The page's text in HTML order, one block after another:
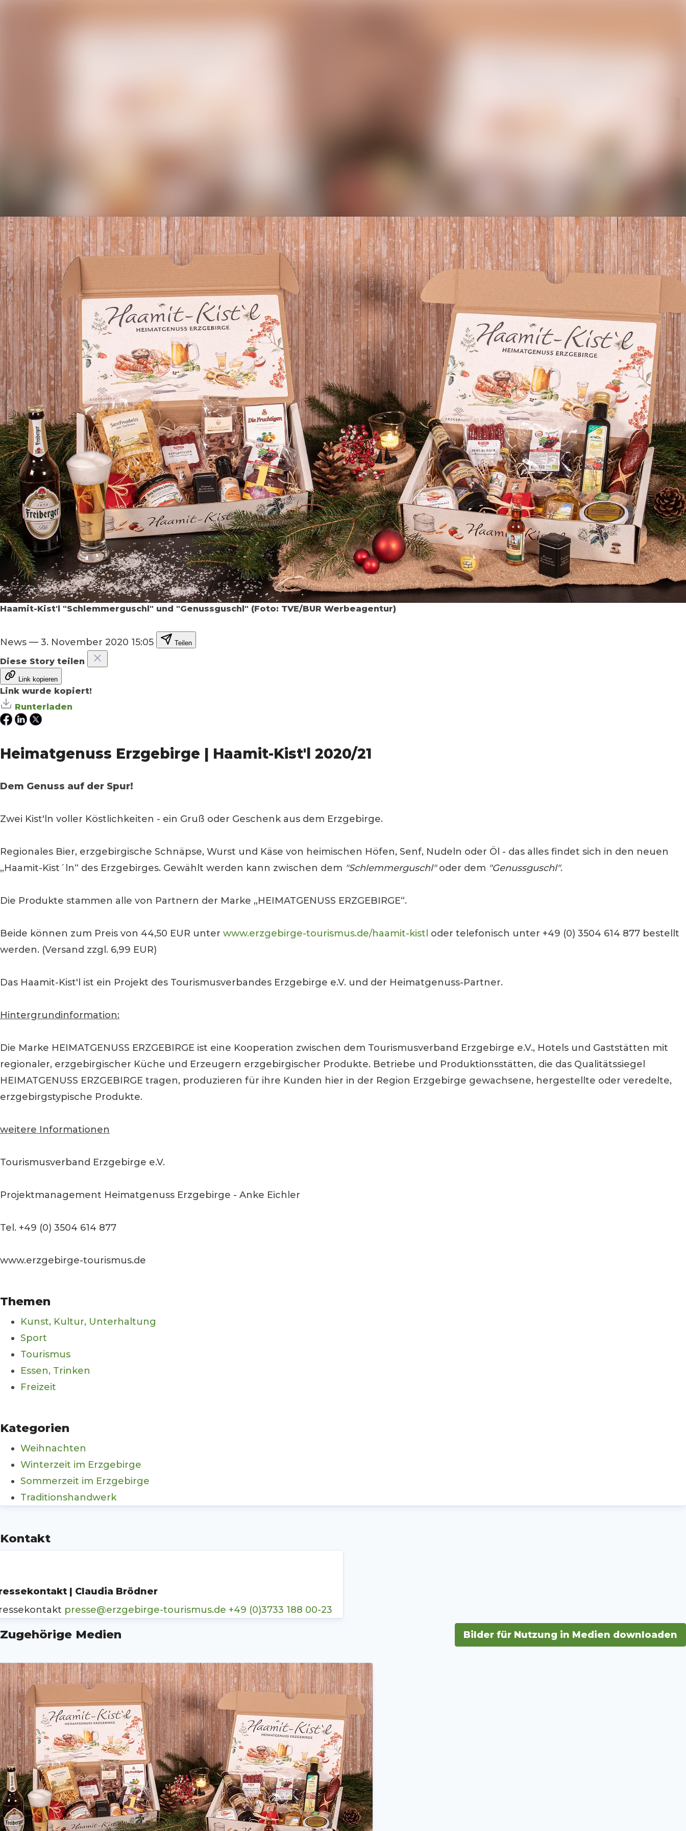
Haamit-Kist'l "Schlemmerguschl" und "Genussguschl" (Foto: TVE/BUR Werbeagentur)
News — 3. November 2020 15:05 Teilen
Diese Story teilen
Link kopieren
Link wurde kopiert!
Runterladen
Heimatgenuss Erzgebirge | Haamit-Kist'l 2020/21
Dem Genuss auf der Spur!
Zwei Kist'ln voller Köstlichkeiten - ein Gruß oder Geschenk aus dem Erzgebirge.
Regionales Bier, erzgebirgische Schnäpse, Wurst und Käse von heimischen Höfen, Senf, Nudeln oder Öl - das alles findet sich in den neuen
„Haamit-Kist´ln“ des Erzgebirges. Gewählt werden kann zwischen dem "Schlemmerguschl"oder dem "Genussguschl".
Die Produkte stammen alle von Partnern der Marke „HEIMATGENUSS ERZGEBIRGE“.
Beide können zum Preis von 44,50 EUR unter www.erzgebirge-tourismus.de/haamit-kistl oder telefonisch unter +49 (0) 3504 614 877 bestellt
werden. (Versand zzgl. 6,99 EUR)
Das Haamit-Kist'l ist ein Projekt des Tourismusverbandes Erzgebirge e.V. und der Heimatgenuss-Partner.
Hintergrundinformation:
Die Marke HEIMATGENUSS ERZGEBIRGE ist eine Kooperation zwischen dem Tourismusverband Erzgebirge e.V., Hotels und Gaststätten mit
regionaler, erzgebirgischer Küche und Erzeugern erzgebirgischer Produkte. Betriebe und Produktionsstätten, die das Qualitätssiegel
HEIMATGENUSS ERZGEBIRGE tragen, produzieren für ihre Kunden hier in der Region Erzgebirge gewachsene, hergestellte oder veredelte,
erzgebirgstypische Produkte.
weitere Informationen
Tourismusverband Erzgebirge e.V.
Projektmanagement Heimatgenuss Erzgebirge - Anke Eichler
Tel. +49 (0) 3504 614 877
www.erzgebirge-tourismus.de
Themen
Kunst, Kultur, Unterhaltung
Sport
Tourismus
Essen, Trinken
Freizeit
Kategorien
Weihnachten
Winterzeit im Erzgebirge
Sommerzeit im Erzgebirge
Traditionshandwerk
Kontakt
| Claudia Brödner
presse@erzgebirge-tourismus.de +49 (0)3733 188 00-23
Zugehörige Medien Bilder für Nutzung in Medien downloaden